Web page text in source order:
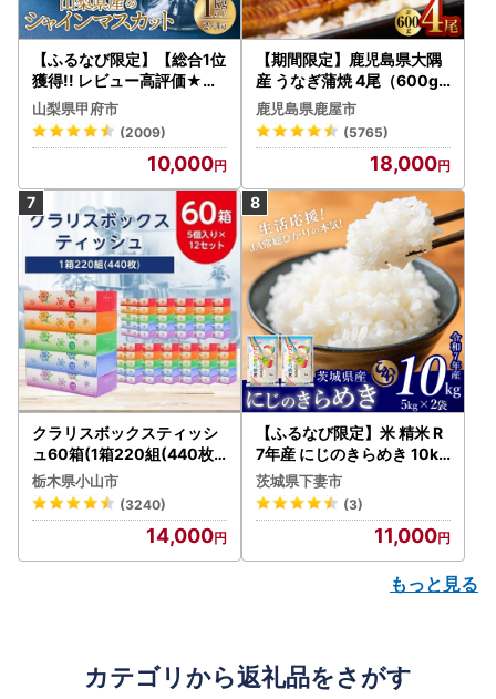
【ふるなび限定】【総合1位
獲得!! レビュー高評価★】
〈2026年度配送分〉山梨
県産 シャインマスカット 2
～3房（1.0kg以上）シャイ
ン フルーツ FN-Limited-S
P
山梨県甲府市
(2009)
10,000
【期間限定】鹿児島県大隅
産 うなぎ蒲焼 4尾（600g
） KN007-004-04-cp18
うなぎ 鰻 魚 惣菜 総菜
鹿児島県鹿屋市
(5765)
18,000
クラリスボックスティッシ
ュ60箱(1箱220組(440枚))
(5個入り×12セット)【配送
不可地域：離島・沖縄県】
【1256759】
栃木県小山市
(3240)
14,000
【ふるなび限定】米 精米 R
7年産 にじのきらめき 10kg
10月 FN-Limited-PR
茨城県下妻市
(3)
11,000
もっと見る
カテゴリから返礼品をさがす